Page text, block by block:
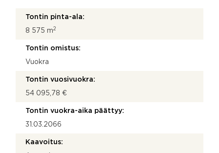
Tontin pinta-ala:
8 575 m2
Tontin omistus:
Vuokra
Tontin vuosivuokra:
54 095,78 €
Tontin vuokra-aika päättyy:
31.03.2066
Kaavoitus: